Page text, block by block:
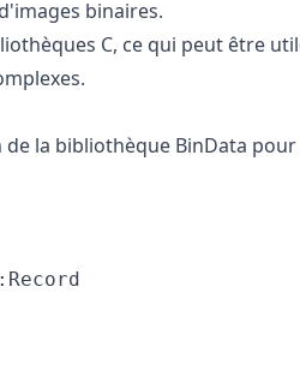
binaires.
C, ce qui peut être
la bibliothèque BinData